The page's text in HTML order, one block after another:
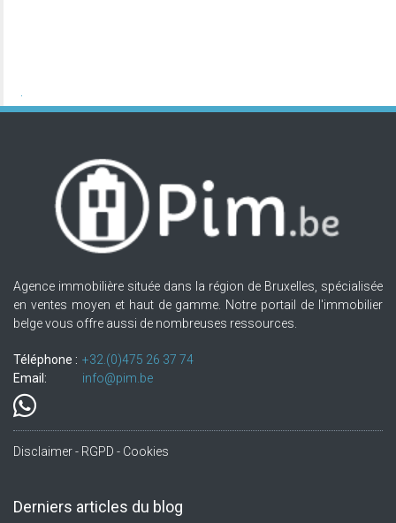
Agence immobilière située dans la région de Bruxelles, spécialisée
en ventes moyen et haut de gamme. Notre portail de l'immobilier
belge vous offre aussi de nombreuses ressources.
Téléphone : +32.(0)475 26 37 74
Email:
info@pim.be
Disclaimer - RGPD - Cookies
Derniers articles du blog